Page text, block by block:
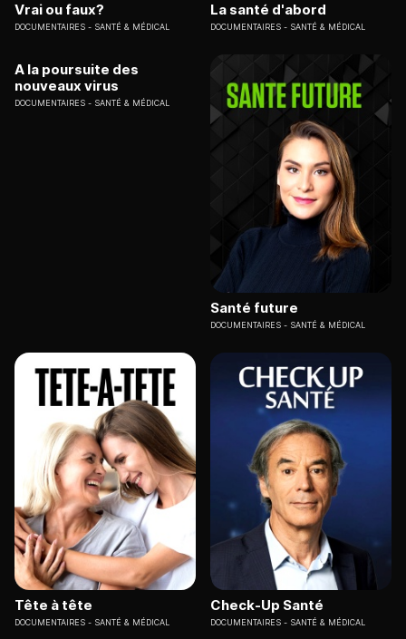
Vrai ou faux?
DOCUMENTAIRES SANTÉ & MÉDICAL
La santé d'abord
DOCUMENTAIRES SANTÉ & MÉDICAL
A la poursuite des
nouveaux virus
DOCUMENTAIRES SANTÉ & MÉDICAL
Santé future
DOCUMENTAIRES SANTÉ & MÉDICAL
Tête à tête
DOCUMENTAIRES SANTÉ & MÉDICAL
Check-Up Santé
DOCUMENTAIRES SANTÉ & MÉDICAL